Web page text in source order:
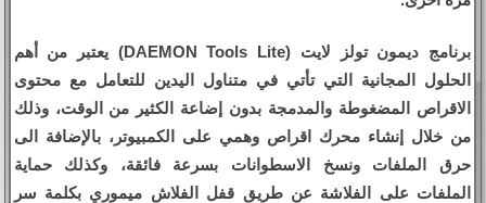
برنامج ديمون تولز لايت (DAEMON Tools Lite) يعتبر من أهم
الحلول المجانية التي تأتي في متناول اليدين للتعامل مع محتوى
الاقراص المضغوطة والمدمجة بدون إضاعة الكثير من الوقت، وذلك
من خلال إنشاء محرك اقراص وهمي على الكمبيوتر، بالإضافة الى
حرق الملفات ونسخ الاسطوانات بسرعة فائقة، وكذلك حماية
الملفات على الفلاشة عن طريق قفل الفلاش ميموري بكلمة سر